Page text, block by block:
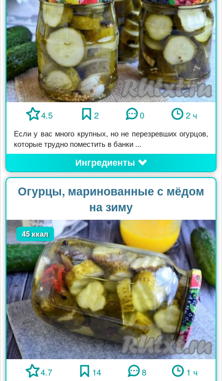
4.5 2 0 2 ч
Если у вас много крупных, но не перезревших огурцов,
которые трудно поместить в банки ...
Ингредиенты
Огурцы, маринованные с мёдом
на зиму
45 ккал
4.7 14 8 1 ч